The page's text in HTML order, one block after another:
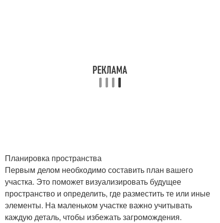
Планировка пространства
Первым делом необходимо составить план вашего
участка. Это поможет визуализировать будущее
пространство и определить, где разместить те или иные
элементы. На маленьком участке важно учитывать
каждую деталь, чтобы избежать загромождения.